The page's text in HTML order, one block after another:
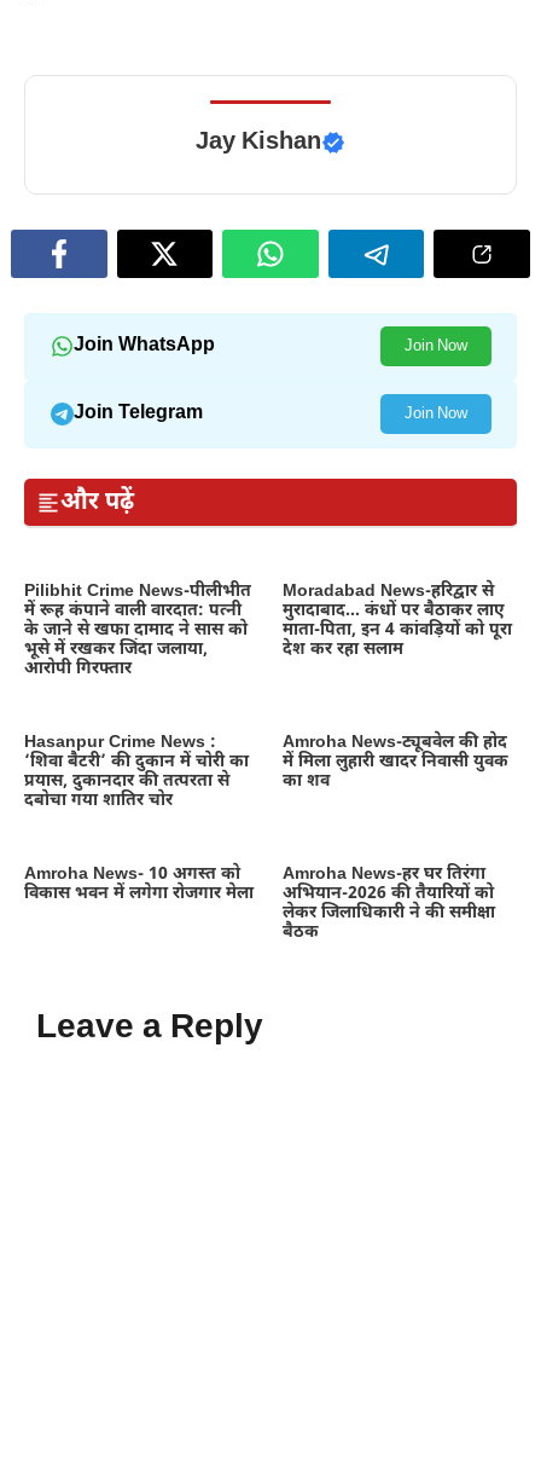
Jay Kishan
Join WhatsApp Join Now
Join Telegram Join Now
और पढ़ें
Pilibhit Crime News-पीलीभीत
में रूह कंपाने वाली वारदात: पत्नी
के जाने से खफा दामाद ने सास को
भूसे में रखकर जिंदा जलाया,
आरोपी गिरफ्तार
Moradabad News-हरिद्वार से
मुरादाबाद… कंधों पर बैठाकर लाए
माता-पिता, इन 4 कांवड़ियों को पूरा
देश कर रहा सलाम
Hasanpur Crime News :
‘शिवा बैटरी’ की दुकान में चोरी का
प्रयास, दुकानदार की तत्परता से
दबोचा गया शातिर चोर
Amroha News-ट्यूबवेल की होद
में मिला लुहारी खादर निवासी युवक
का शव
Amroha News- 10 अगस्त को
विकास भवन में लगेगा रोजगार मेला
Amroha News-हर घर तिरंगा
अभियान-2026 की तैयारियों को
लेकर जिलाधिकारी ने की समीक्षा
बैठक
Leave a Reply